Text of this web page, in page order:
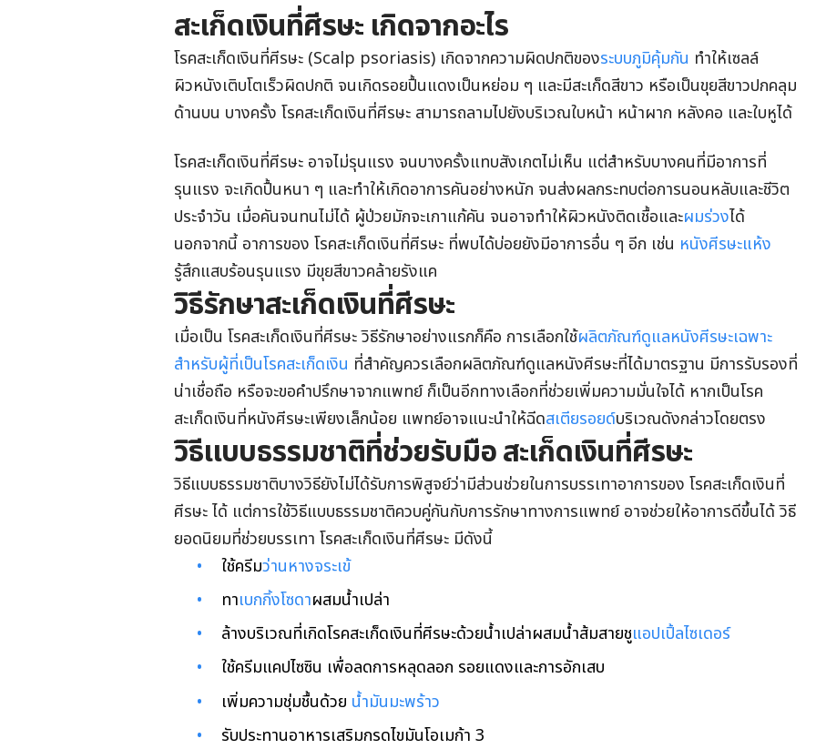
สะเก็ดเงินที่ศีรษะ เกิดจากอะไร
โรคสะเก็ดเงินที่ศีรษะ (Scalp psoriasis) เกิดจากความผิดปกติของระบบภูมิคุ้มกัน ทำให้เซลล์
ผิวหนังเติบโตเร็วผิดปกติ จนเกิดรอยปื้นแดงเป็นหย่อม ๆ และมีสะเก็ดสีขาว หรือเป็นขุยสีขาวปกคลุม
ด้านบน บางครั้ง โรคสะเก็ดเงินที่ศีรษะ สามารถลามไปยังบริเวณใบหน้า หน้าผาก หลังคอ และใบหูได้
โรคสะเก็ดเงินที่ศีรษะ อาจไม่รุนแรง จนบางครั้งแทบสังเกตไม่เห็น แต่สำหรับบางคนที่มีอาการที่
รุนแรง จะเกิดปื้นหนา ๆ และทำให้เกิดอาการคันอย่างหนัก จนส่งผลกระทบต่อการนอนหลับและชีวิต
ประจำวัน เมื่อคันจนทนไม่ได้ ผู้ป่วยมักจะเกาแก้คัน จนอาจทำให้ผิวหนังติดเชื้อและผมร่วงได้
นอกจากนี้ อาการของ โรคสะเก็ดเงินที่ศีรษะ ที่พบได้บ่อยยังมีอาการอื่น ๆ อีก เช่น หนังศีรษะแห้ง
รู้สึกแสบร้อนรุนแรง มีขุยสีขาวคล้ายรังแค
วิธีรักษาสะเก็ดเงินที่ศีรษะ
เมื่อเป็น โรคสะเก็ดเงินที่ศีรษะ วิธีรักษาอย่างแรกก็คือ การเลือกใช้ผลิตภัณฑ์ดูแลหนังศีรษะเฉพาะ
สำหรับผู้ที่เป็นโรคสะเก็ดเงิน ที่สำคัญควรเลือกผลิตภัณฑ์ดูแลหนังศีรษะที่ได้มาตรฐาน มีการรับรองที่
น่าเชื่อถือ หรือจะขอคำปรึกษาจากแพทย์ ก็เป็นอีกทางเลือกที่ช่วยเพิ่มความมั่นใจได้ หากเป็นโรค
สะเก็ดเงินที่หนังศีรษะเพียงเล็กน้อย แพทย์อาจแนะนำให้ฉีดสเตียรอยด์บริเวณดังกล่าวโดยตรง
วิธีแบบธรรมชาติที่ช่วยรับมือ สะเก็ดเงินที่ศีรษะ
วิธีแบบธรรมชาติบางวิธียังไม่ได้รับการพิสูจย์ว่ามีส่วนช่วยในการบรรเทาอาการของ โรคสะเก็ดเงินที่
ศีรษะ ได้ แต่การใช้วิธีแบบธรรมชาติควบคู่กันกับการรักษาทางการแพทย์ อาจช่วยให้อาการดีขึ้นได้ วิธี
ยอดนิยมที่ช่วยบรรเทา โรคสะเก็ดเงินที่ศีรษะ มีดังนี้
ใช้ครีมว่านหางจระเข้
ทาเบกกิ้งโซดาผสมน้ำเปล่า
ล้างบริเวณที่เกิดโรคสะเก็ดเงินที่ศีรษะด้วยน้ำเปล่าผสมน้ำส้มสายชูแอปเปิ้ลไซเดอร์
ใช้ครีมแคปไซซิน เพื่อลดการหลุดลอก รอยแดงและการอักเสบ
เพิ่มความชุ่มชื้นด้วย น้ำมันมะพร้าว
รับประทานอาหารเสริมกรดไขมันโอเมก้า 3